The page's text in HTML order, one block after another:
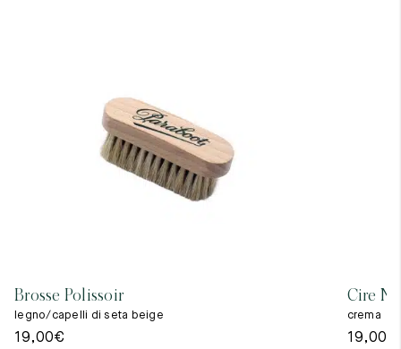
Brosse Polissoir
legno/capelli di seta beige
19,00€
Cire
crema
19,00